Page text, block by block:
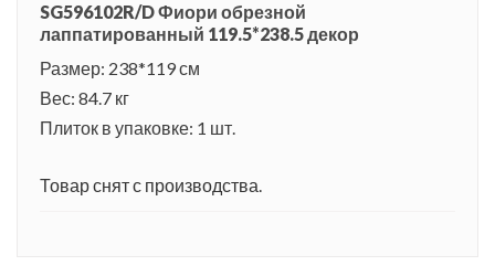
SG596102R/D Фиори обрезной
лаппатированный 119.5*238.5 декор
Размер: 238*119 см
Вес: 84.7 кг
Плиток в упаковке: 1 шт.
Товар снят с производства.